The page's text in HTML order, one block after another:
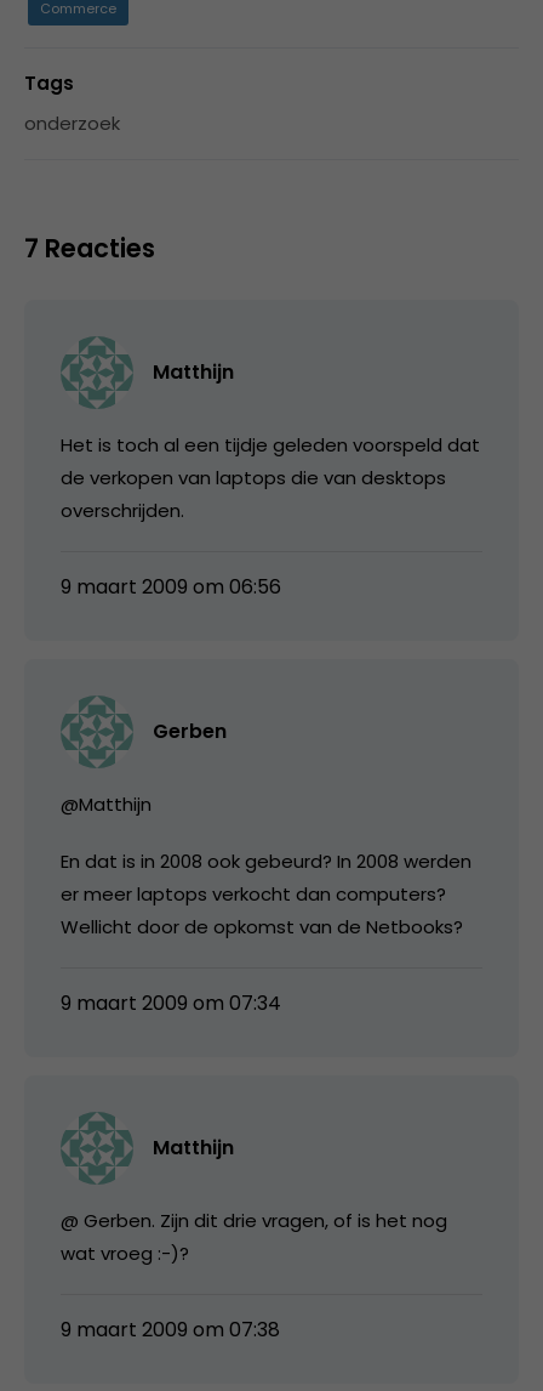
Commerce
Tags
onderzoek
7 Reacties
Matthijn
Het is toch al een tijdje geleden voorspeld dat
de verkopen van laptops die van desktops
overschrijden.
9 maart 2009 om 06:56
Gerben
@Matthijn
En dat is in 2008 ook gebeurd? In 2008 werden
er meer laptops verkocht dan computers?
Wellicht door de opkomst van de Netbooks?
9 maart 2009 om 07:34
Matthijn
@ Gerben. Zijn dit drie vragen, of is het nog
wat vroeg :-)?
9 maart 2009 om 07:38